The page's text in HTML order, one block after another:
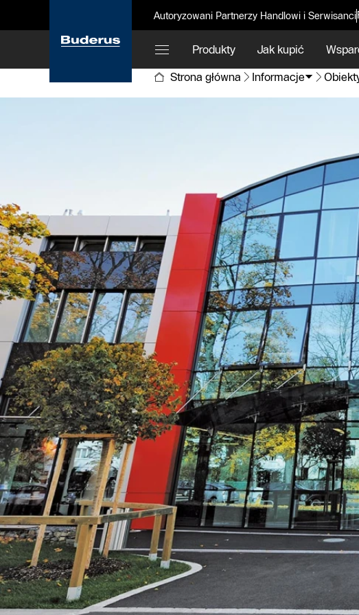
Autoryzowani Partnerzy Handlowi i Serwisanci
Produkty Jak kupić
Strona główna
Informacje